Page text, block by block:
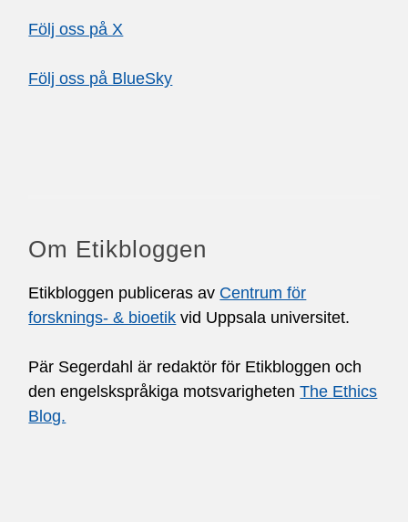
Följ oss på X
Följ oss på BlueSky
Om Etikbloggen
Etikbloggen publiceras av Centrum för
forsknings- & bioetik vid Uppsala universitet.
Pär Segerdahl är redaktör för Etikbloggen och
den engelskspråkiga motsvarighetenThe Ethics
Blog.